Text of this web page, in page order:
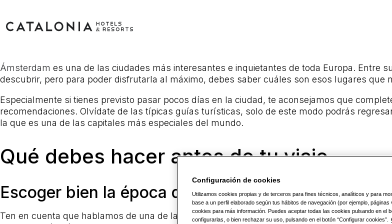
Ámsterdam es una de las ciudades más interesantes e inquietantes de toda Europa. Entre
descubrir, pero para poder disfrutarla al máximo, debes saber cuáles son esos lugares que
Especialmente si tienes previsto pasar pocos días en la ciudad, te aconsejamos que
recomendaciones. Olvídate de las típicas guías turísticas, solo de este modo podrás
la que es una de las capitales más especiales del mundo.
Qué debes hacer antes de tu viaje
Escoger bien la época del año en la que se viaja a
Ten en cuenta que hablamos de una de las ciudades más lluviosas de Europa y que su
Configuración de cookies
Utilizamos cookies propias y de terceros para fines técnicos, analíticos y para
base a un perfil elaborado según tus hábitos de navegación (por ejemplo,
cookies para más información. Puedes aceptar todas las cookies pulsando en el
configurarlas, o bien rechazar su uso, pulsando en el botón “Configurar cookies”.